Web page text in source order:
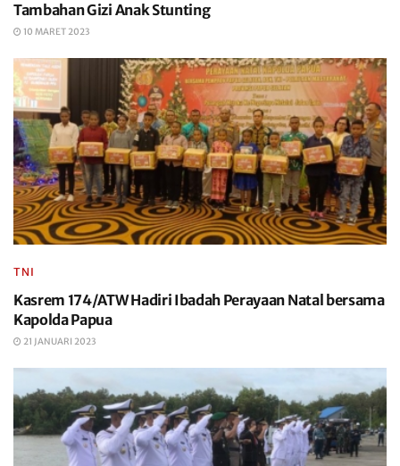
Tambahan Gizi Anak Stunting
10 MARET 2023
TNI
Kasrem 174/ATW Hadiri Ibadah Perayaan Natal bersama
Kapolda Papua
21 JANUARI 2023